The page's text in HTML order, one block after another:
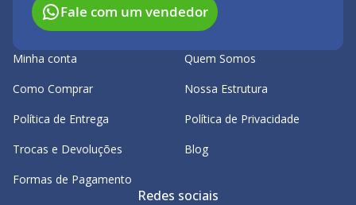
Fale com um vendedor
Minha conta
Como Comprar
Política de Entrega
Trocas e Devoluções
Formas de Pagamento
Quem Somos
Nossa Estrutura
Política de Privacidade
Blog
Redes sociais